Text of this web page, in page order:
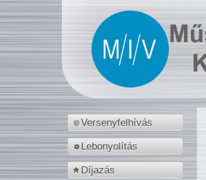
Versenyfelhívás
Lebonyolítás
Díjazás